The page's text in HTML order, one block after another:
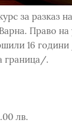
за разказ
Право на
16 години
граница/.
лв.